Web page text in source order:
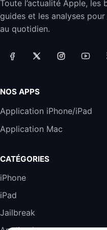
Jabra Biz 2300 -
auriculaire
Filaire avec
Téléphones de
Harman Kardon
289,47€
Blanc
Toute l’actualité Apple, les
guides et les analyses pour
au quotidien.
NOS APPS
Application iPhone/iPad
Application Mac
CATÉGORIES
iPhone
iPad
Jailbreak